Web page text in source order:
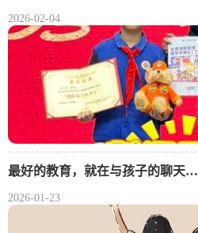
2026-02-04
最好的教育，就在与孩子的聊天…
2026-01-23